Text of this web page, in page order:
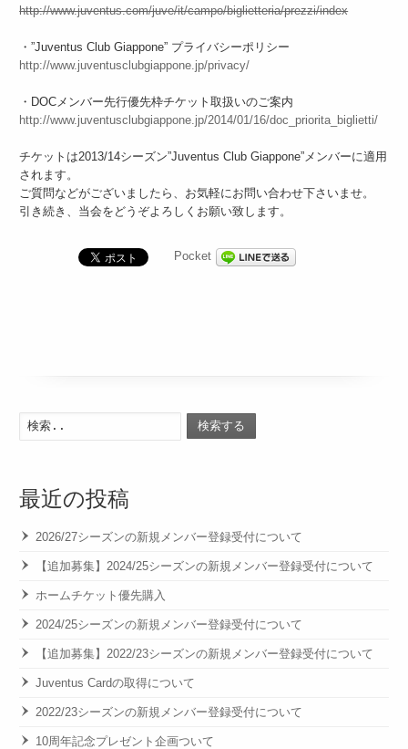
http://www.juventus.com/juve/it/campo/biglietteria/prezzi/index
・”Juventus Club Giappone” プライバシーポリシー
http://www.juventusclubgiappone.jp/privacy/
・DOCメンバー先行優先枠チケット取扱いのご案内
http://www.juventusclubgiappone.jp/2014/01/16/doc_priorita_biglietti/
チケットは2013/14シーズン”Juventus Club Giappone”メンバーに適用
されます。
ご質問などがございましたら、お気軽にお問い合わせ下さいませ。
引き続き、当会をどうぞよろしくお願い致します。
Pocket
検索する
最近の投稿
2026/27シーズンの新規メンバー登録受付について
【追加募集】2024/25シーズンの新規メンバー登録受付について
ホームチケット優先購入
2024/25シーズンの新規メンバー登録受付について
【追加募集】2022/23シーズンの新規メンバー登録受付について
Juventus Cardの取得について
2022/23シーズンの新規メンバー登録受付について
10周年記念プレゼント企画ついて